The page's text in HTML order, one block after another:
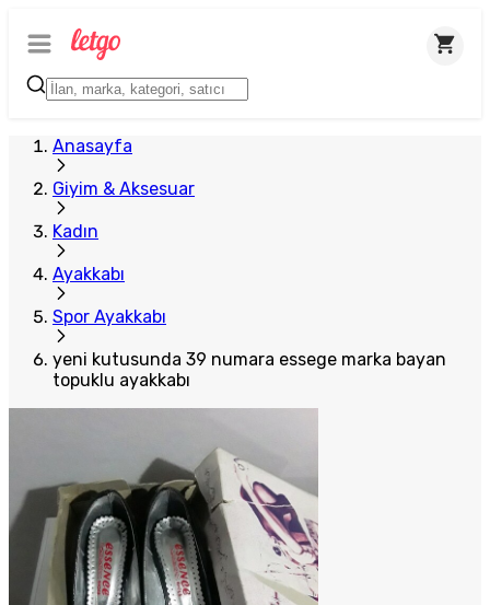
Anasayfa
Giyim & Aksesuar
Kadın
Ayakkabı
Spor Ayakkabı
yeni kutusunda 39 numara essege marka bayan
topuklu ayakkabı